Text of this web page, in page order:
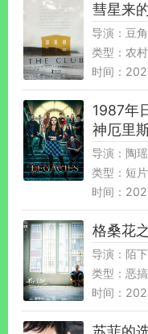
彗星来
导演：豆
类型：农
时间：
1987年
神厄里
导演：陶
类型：短片
时间：
格桑花
导演：陌
类型：恶搞
时间：